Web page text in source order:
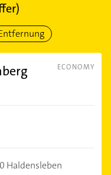
ECONOMY
Haldensleben